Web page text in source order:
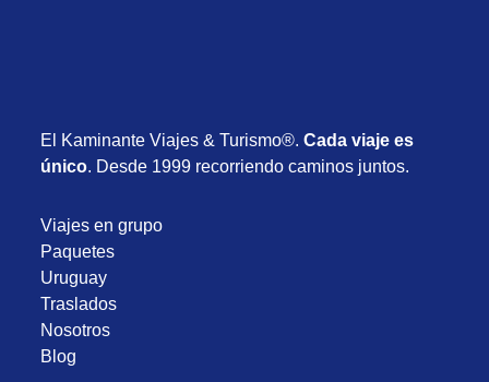
El Kaminante Viajes & Turismo®.Cada viaje es
único. Desde 1999 recorriendo caminos juntos.
Viajes en grupo
Paquetes
Uruguay
Traslados
Nosotros
Blog